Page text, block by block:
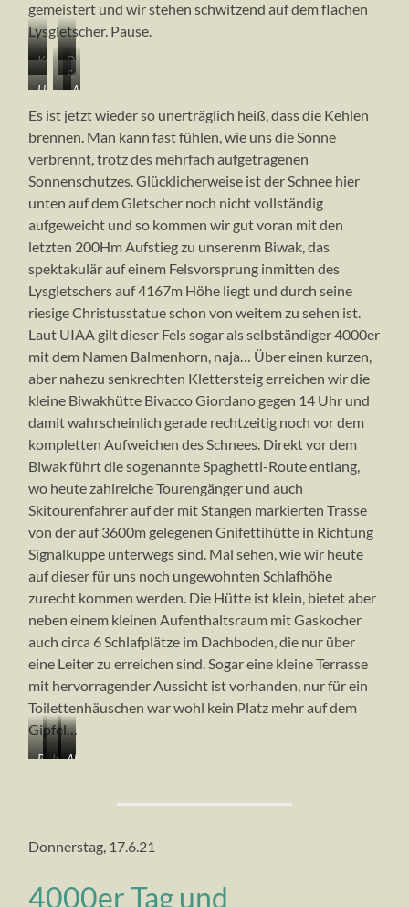
gemeistert und wir stehen schwitzend auf dem flachen
Lysgletscher. Pause.
Kurz
vor
Aufstieg
Paso
del
Naso
Der
Aufstieg
die
Felsrippe…
…
als
Alternative
vereisten
Schneehang
Schöne
Kletterei
in
Fels
Hinter
Felsrippe
weiter
im
steilen
…
wir
die
flache
Schulter
Paso
del
Naso
erreichen
Abstieg
Paso
del
Naso
schon
im
Schneesumpf
Es ist jetzt wieder so unerträglich heiß, dass die Kehlen
brennen. Man kann fast fühlen, wie uns die Sonne
verbrennt, trotz des mehrfach aufgetragenen
Sonnenschutzes. Glücklicherweise ist der Schnee hier
unten auf dem Gletscher noch nicht vollständig
aufgeweicht und so kommen wir gut voran mit den
letzten 200Hm Aufstieg zu unserenm Biwak, das
spektakulär auf einem Felsvorsprung inmitten des
Lysgletschers auf 4167m Höhe liegt und durch seine
riesige Christusstatue schon von weitem zu sehen ist.
Laut UIAA gilt dieser Fels sogar als selbständiger 4000er
mit dem Namen Balmenhorn, naja… Über einen kurzen,
aber nahezu senkrechten Klettersteig erreichen wir die
kleine Biwakhütte Bivacco Giordano gegen 14 Uhr und
damit wahrscheinlich gerade rechtzeitig noch vor dem
kompletten Aufweichen des Schnees. Direkt vor dem
Biwak führt die sogenannte Spaghetti-Route entlang,
wo heute zahlreiche Tourengänger und auch
Skitourenfahrer auf der mit Stangen markierten Trasse
von der auf 3600m gelegenen Gnifettihütte in Richtung
Signalkuppe unterwegs sind. Mal sehen, wie wir heute
auf dieser für uns noch ungewohnten Schlafhöhe
zurecht kommen werden. Die Hütte ist klein, bietet aber
neben einem kleinen Aufenthaltsraum mit Gaskocher
auch circa 6 Schlafplätze im Dachboden, die nur über
eine Leiter zu erreichen sind. Sogar eine kleine Terrasse
mit hervorragender Aussicht ist vorhanden, nur für ein
Toilettenhäuschen war wohl kein Platz mehr auf dem
Gipfel…
Blick
Naso
links),
Im
Balmenhorn…
…
mit
Statue…
…
Biwakhütten
Abendlicher
Vincentpyramide
Donnerstag, 17.6.21
4000er Tag und